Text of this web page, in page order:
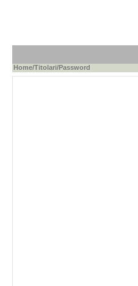
Home/Titolari/Password